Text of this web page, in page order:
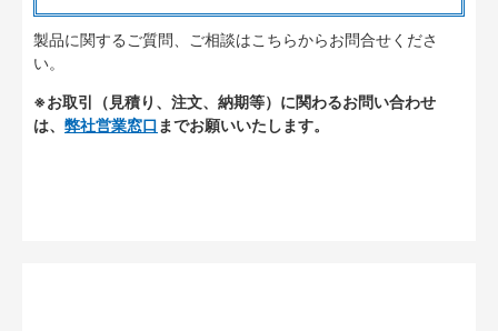
製品に関するご質問、ご相談はこちらからお問合せくださ
い。
※お取引（見積り、注文、納期等）に関わるお問い合わせ
は、 弊社営業窓口 までお願いいたします。